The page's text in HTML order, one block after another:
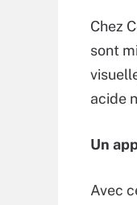
Chez
sont
acide
Un
Avec